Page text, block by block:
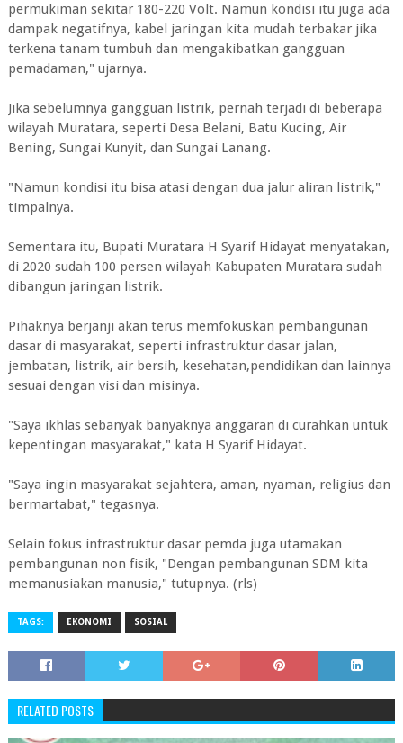
permukiman sekitar 180-220 Volt. Namun kondisi itu juga ada
dampak negatifnya, kabel jaringan kita mudah terbakar jika
terkena tanam tumbuh dan mengakibatkan gangguan
pemadaman," ujarnya.
‎Jika sebelumnya gangguan listrik, pernah terjadi di beberapa
wilayah Muratara, seperti Desa Belani, Batu Kucing, Air
Bening, Sungai Kunyit, dan Sungai Lanang.
"Namun kondisi itu bisa atasi dengan dua jalur aliran listrik,"
timpalnya.
Sementara itu, Bupati Muratara H Syarif Hidayat menyatakan,
di 2020 sudah 100 persen wilayah Kabupaten Muratara sudah
dibangun jaringan listrik.
Pihaknya berjanji akan terus memfokuskan pembangunan
dasar di masyarakat, seperti infrastruktur dasar jalan,
jembatan, listrik, air bersih, kesehatan,pendidikan dan lainnya
sesuai dengan visi dan misinya.
"Saya ikhlas sebanyak banyaknya anggaran di curahkan untuk
kepentingan masyarakat," kata H Syarif Hidayat.
"Saya ingin masyarakat sejahtera, aman, nyaman, religius dan
bermartabat," tegasnya.
Selain fokus infrastruktur dasar pemda juga utamakan
pembangunan non fisik, "Dengan pembangunan SDM kita
memanusiakan manusia," tutupnya. (rls)
TAGS: EKONOMI SOSIAL
RELATED POSTS